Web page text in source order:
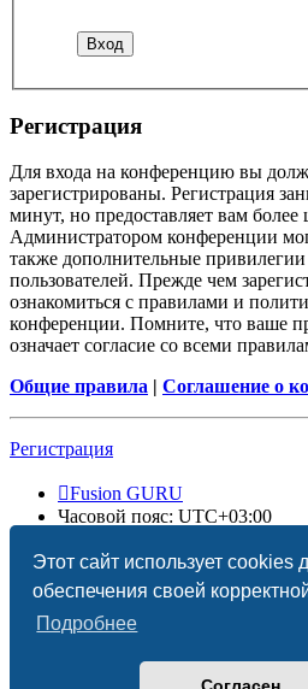
Этот сайт использует cookies
обеспечения своей
Подробнее
Регистрация
Для входа на конференцию вы
зарегистрированы. Регистрация
минут, но предоставляет вам
Администратором конференции
также дополнительные
пользователей. Прежде чем
ознакомиться с правилами и
конференции. Помните, что ваше
означает согласие со всеми
Общие правила | Соглашение о
Регистрация
Fusion GURU
Часовой пояс: UTC+03:00
Создано на основеphpBB® Forum